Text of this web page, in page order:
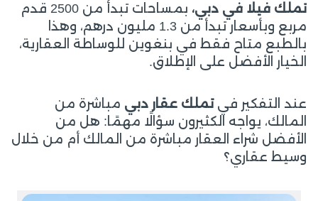
تملك فيلا في دبي،
بمساحات تبدأ من 2500 قدم
مربع وبأسعار تبدأ من 1.3 مليون درهم، وهذا
بالطبع متاح فقط في بنغوين للوساطة العقارية،
الخيار الأفضل على الإطلاق.
عند التفكير فيتملك عقار دبي مباشرة من
المالك، يواجه الكثيرون سؤالًا مهمًا: هل من
الأفضل شراء العقار مباشرة من المالك أم من خلال
وسيط عقاري؟